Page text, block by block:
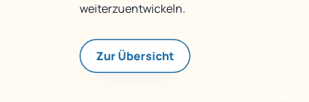
weiterzuentwickeln.
Zur Übersicht